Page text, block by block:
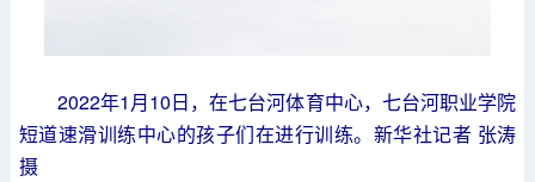
2022年1月10日，在七台河体育中心，七台河职业学院
短道速滑训练中心的孩子们在进行训练。新华社记者 张涛
摄